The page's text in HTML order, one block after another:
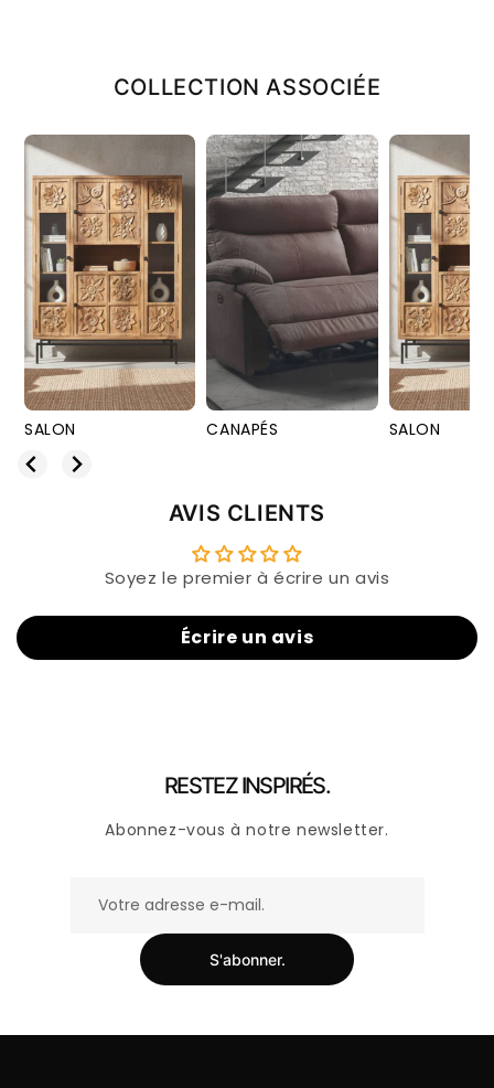
COLLECTION ASSOCIÉE
SALON CANAPÉS SALON
AVIS CLIENTS
Soyez le premier à écrire un avis
Écrire un avis
RESTEZ INSPIRÉS.
Abonnez-vous à notre newsletter.
S'abonner.